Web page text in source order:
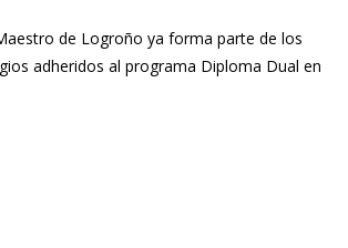
de Logroño ya forma parte de los
adheridos al programa Diploma Dual en